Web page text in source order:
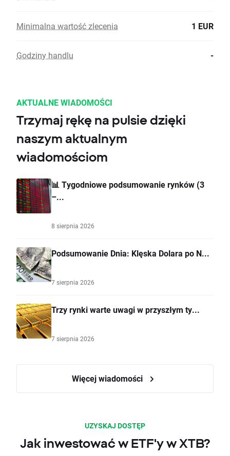
Minimalna wartość zlecenia 1 EUR
Godziny handlu -
AKTUALNE WIADOMOŚCI
Trzymaj rękę na pulsie dzięki
naszym aktualnym
wiadomościom
📊 Tygodniowe podsumowanie rynków (3
–...
8 sierpnia 2026
Podsumowanie Dnia: Klęska Dolara po N...
7 sierpnia 2026
Trzy rynki warte uwagi w przyszłym ty...
7 sierpnia 2026
Więcej wiadomości
UZYSKAJ DOSTĘP
Jak inwestować w ETF'y w XTB?